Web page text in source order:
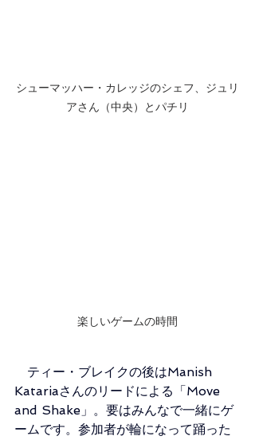
シューマッハー・カレッジのシェフ、ジュリ
アさん（中央）とパチリ
楽しいゲームの時間
ティー・ブレイクの後はManish
Katariaさんのリードによる「Move
and Shake」。要はみんなで一緒にゲ
ームです。参加者が輪になって踊った